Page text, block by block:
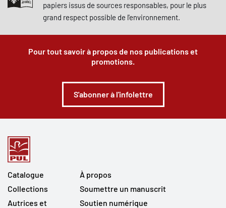
papiers issus de sources responsables, pour le plus
grand respect possible de l'environnement.
Pour tout savoir à propos de nos publications et
promotions.
S'abonner à l'infolettre
Catalogue
Collections
Autrices et
À propos
Soumettre un manuscrit
Soutien numérique